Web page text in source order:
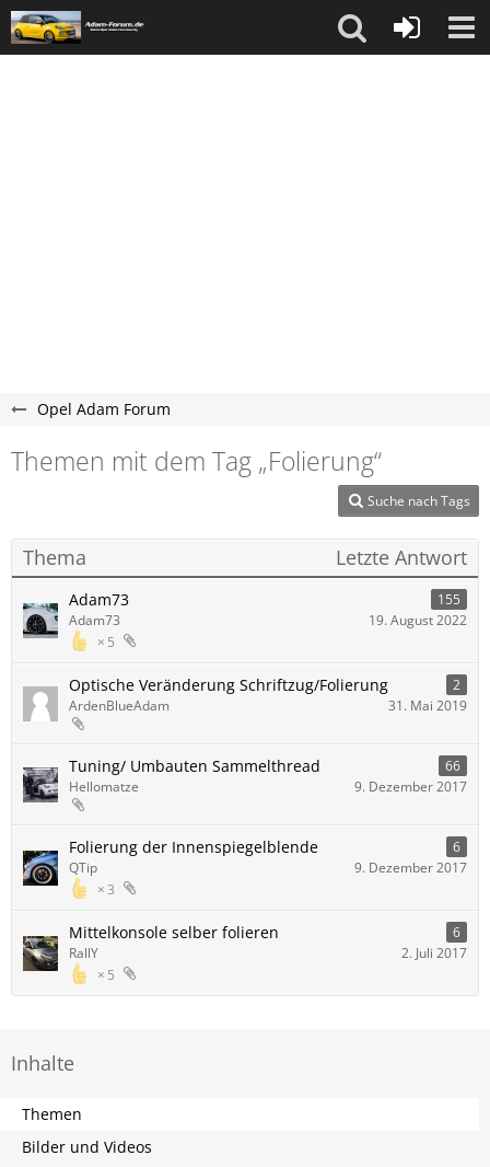
Opel Adam Forum
Themen mit dem Tag „Folierung“
Suche nach Tags
Thema Letzte Antwort
Adam73 155
5
Adam73 19. August 2022
Optische Veränderung Schriftzug/Folierung
2
ArdenBlueAdam
31. Mai 2019
Tuning/ Umbauten Sammelthread
66
Hellomatze
9. Dezember 2017
Folierung der Innenspiegelblende 6
3
QTip 9. Dezember 2017
Mittelkonsole selber folieren 6
5
RallY 2. Juli 2017
Inhalte
Themen
Bilder und Videos